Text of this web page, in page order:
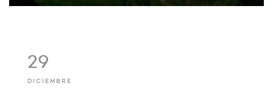
29
DICIEMBRE